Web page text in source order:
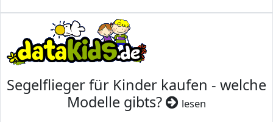
Segelflieger für Kinder kaufen - welche
Modelle gibts?
lesen